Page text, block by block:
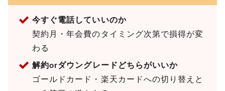
今すぐ電話していいのか
契約月・年会費のタイミング次第で損得が変
わる
解約orダウングレードどちらがいいか
ゴールドカード・楽天カードへの切り替えと